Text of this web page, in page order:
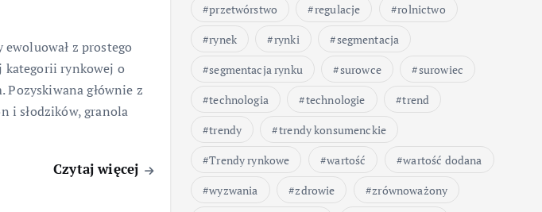
z prostego
kategorii rynkowej o
głównie z
i słodzików, granola
Czytaj więcej
przetwórstwo
regulacje
rolnictwo
rynek
rynki
segmentacja
segmentacja rynku
surowce
surowiec
technologia
technologie
trend
trendy
trendy konsumenckie
Trendy rynkowe
wartość
wartość dodana
wyzwania
zdrowie
zrównoważony